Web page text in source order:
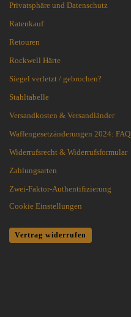
Privatsphäre und Datenschutz
Ratenkauf
Retouren
Rockwell Härte
Siegel verletzt / gebrochen?
Stahltabelle
Versandkosten & Versandländer
Waffengesetzänderungen 2024: FAQ
Widerrufsrecht & Widerrufsformular
Zahlungsarten
Zwei-Faktor-Authentifizierung
Cookie Einstellungen
Vertrag widerrufen